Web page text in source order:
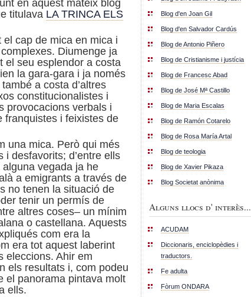
en aquest mateix blog
titulava LA TRINCA ELS
cap de mica en mica i
Diumenge ja
el seu esplendor a costa
la gara-gara i ja només
a costa d’altres
constitucionalistes i
provocacions verbals i
franquistes i feixistes de
una mica. Però qui més
i desfavorits; d’entre ells
vegada ja he
a emigrants a través de
no tenen la situació de
tenir un permís de
altres coses– un mínim
o castellana. Aquests
com era la
era tot aquest laberint
eleccions. Ahir em
els resultats i, com podeu
el panorama pintava molt
ells.
Blog d'en Joan Gil
Blog d'en Salvador Cardús
Blog de Antonio Piñero
Blog de Cristianisme i justícia
Blog de Francesc Abad
Blog de José Mª Castillo
Blog de Maria Escalas
Blog de Ramón Cotarelo
Blog de Rosa María Artal
Blog de teologia
Blog de Xavier Pikaza
Blog Societat anònima
Alguns llocs d' interès...
ACUDAM
Diccionaris, enciclopèdies i
traductors.
Fe adulta
Fòrum ONDARA